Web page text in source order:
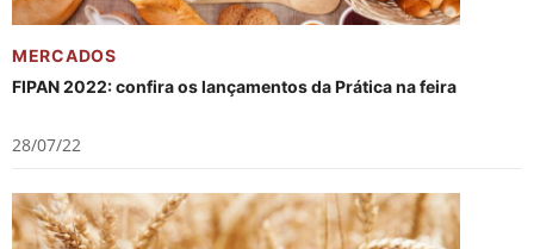
MERCADOS
FIPAN 2022: confira os lançamentos da Prática na feira
28/07/22